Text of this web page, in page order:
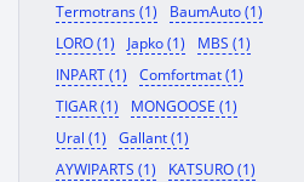
Termotrans (1)
BaumAuto (1)
LORO (1)
Japko (1)
MBS (1)
INPART (1)
Comfortmat (1)
TIGAR (1)
MONGOOSE (1)
Ural (1)
Gallant (1)
AYWIPARTS (1)
KATSURO (1)